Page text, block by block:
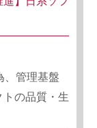
、管理基盤
トの品質・生